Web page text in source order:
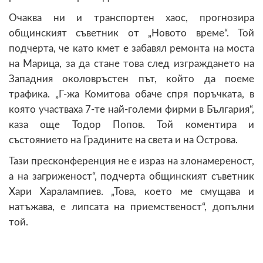
Очаква ни и транспортен хаос, прогнозира
общинският съветник от „Новото време“. Той
подчерта, че като кмет е забавял ремонта на моста
на Марица, за да стане това след изграждането на
Западния околовръстен път, който да поеме
трафика. „Г-жа Комитова обаче спря поръчката, в
която участваха 7-те най-големи фирми в България“,
каза още Тодор Попов. Той коментира и
състоянието на Градините на света и на Острова.
Тази пресконференция не е израз на злонамереност,
а на загриженост“, подчерта общинският съветник
Хари Харалампиев. „Това, което ме смущава и
натъжава, е липсата на приемственост“, допълни
той.